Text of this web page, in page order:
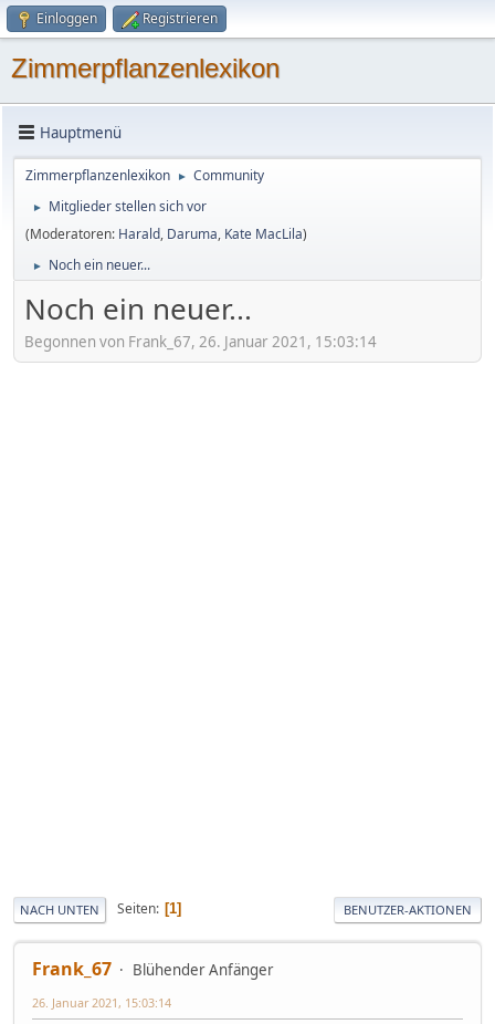
Einloggen Registrieren
Zimmerpflanzenlexikon
Hauptmenü
Zimmerpflanzenlexikon ► Community
►
Mitglieder stellen sich vor
(Moderatoren: Harald, Daruma, Kate MacLila)
► Noch ein neuer...
Noch ein neuer...
Begonnen von Frank_67, 26. Januar 2021, 15:03:14
NACH UNTEN Seiten 1 BENUTZER-AKTIONEN
Frank_67 Blühender Anfänger
26. Januar 2021, 15:03:14